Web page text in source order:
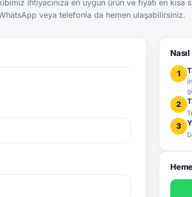
ihtiyacınıza en uygun ürün ve fiyatı en kısa
veya telefonla da hemen ulaşabilirsiniz.
Nasıl
1
2
3